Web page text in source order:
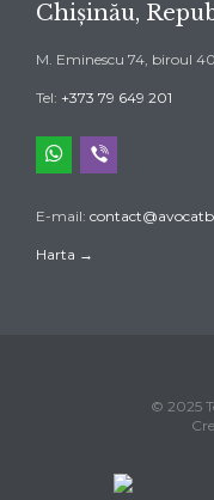
Chișinău,
M. Eminescu 74, biroul
Tel: +373 79 649 201
whatsapp
viber
E-mail:
Harta →
© 2025